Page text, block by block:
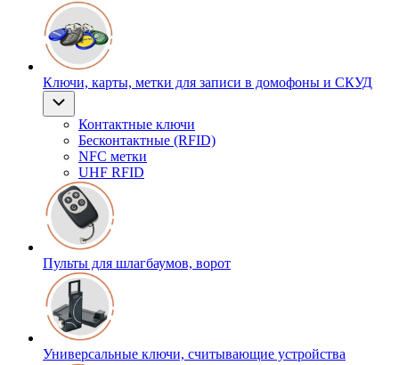
Ключи, карты, метки для записи в домофоны и СКУД
Контактные ключи
Бесконтактные (RFID)
NFC метки
UHF RFID
Пульты для шлагбаумов, ворот
Универсальные ключи, считывающие устройства